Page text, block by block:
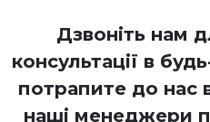
Дзвоніть нам
консультації в
потрапите до нас
наші менеджери